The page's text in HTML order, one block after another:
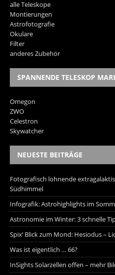
alle Teleskope
Montierungen
Astrofotografie
Okulare
Filter
anderes Zubehör
SPANNENDE TELESKOP
Omegon
ZWO
Celestron
Skywatcher
NEUESTE BEITRÄGE
Fotografisch lohnende
Südhimmel
Infografik: Astrohighlights im
Astronomie im Winter: 3 schnelle
Spix‘ Blick zum Mond: Hesiodus –
Was ist eigentlich … 66?
InSights Solarzellen offen – mehr